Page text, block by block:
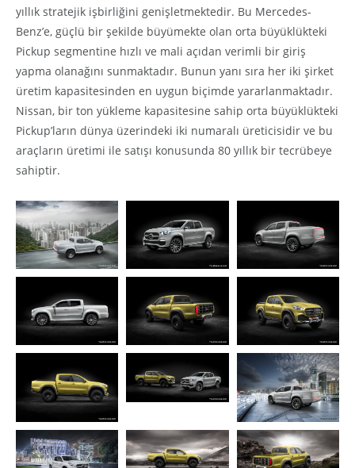
yıllık stratejik işbirliğini genişletmektedir. Bu Mercedes-
Benz’e, güçlü bir şekilde büyümekte olan orta büyüklükteki
Pickup segmentine hızlı ve mali açıdan verimli bir giriş
yapma olanağını sunmaktadır. Bunun yanı sıra her iki şirket
üretim kapasitesinden en uygun biçimde yararlanmaktadır.
Nissan, bir ton yükleme kapasitesine sahip orta büyüklükteki
Pickup’ların dünya üzerindeki iki numaralı üreticisidir ve bu
araçların üretimi ile satışı konusunda 80 yıllık bir tecrübeye
sahiptir.